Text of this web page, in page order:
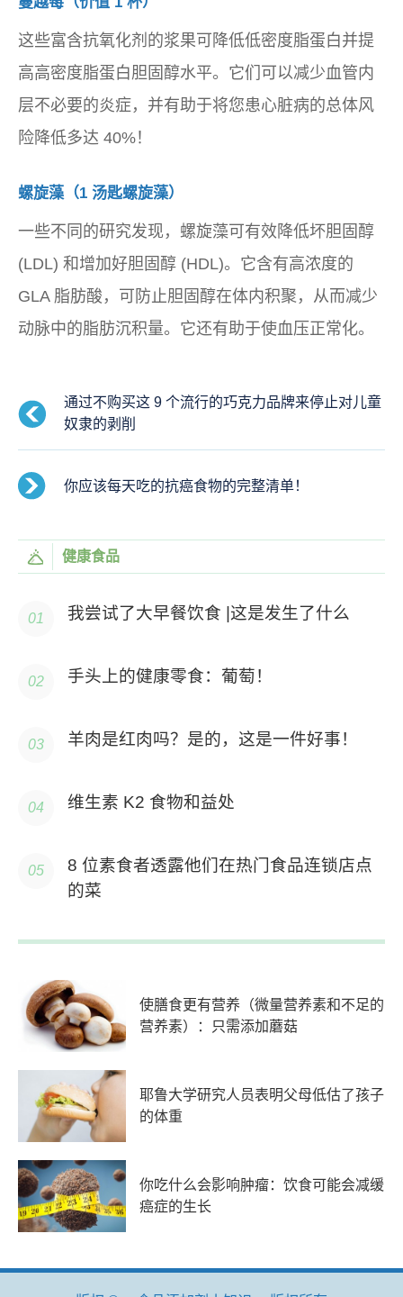
这些富含抗氧化剂的浆果可降低低密度脂蛋白并提
高高密度脂蛋白胆固醇水平。它们可以减少血管内
层不必要的炎症，并有助于将您患心脏病的总体风
险降低多达 40%！
螺旋藻（1 汤匙螺旋藻）
一些不同的研究发现，螺旋藻可有效降低坏胆固醇
(LDL) 和增加好胆固醇 (HDL)。它含有高浓度的
GLA 脂肪酸，可防止胆固醇在体内积聚，从而减少
动脉中的脂肪沉积量。它还有助于使血压正常化。
通过不购买这 9 个流行的巧克力品牌来停止对儿童
奴隶的剥削
你应该每天吃的抗癌食物的完整清单！
健康食品
我尝试了大早餐饮食 |这是发生了什么
手头上的健康零食：葡萄！
羊肉是红肉吗？是的，这是一件好事！
维生素 K2 食物和益处
8 位素食者透露他们在热门食品连锁店点
的菜
使膳食更有营养（微量营养素和不足的
营养素）：只需添加蘑菇
耶鲁大学研究人员表明父母低估了孩子
的体重
你吃什么会影响肿瘤：饮食可能会减缓
癌症的生长